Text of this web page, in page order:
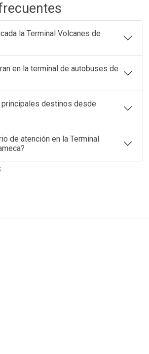
la Terminal Volcanes de
en la terminal de autobuses de
destinos desde
de atención en la Terminal